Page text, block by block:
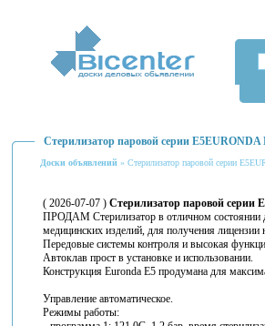
Стерилизатор паровой серии
Доски объявлений » Стерилизатор паровой серии
( 2026-07-07 ) Стерилизатор паровой серии
ПРОДАМ Стерилизатор в отличном состоянии
медицинских изделий, для получения лицензии
Передовые системы контроля и высокая
Автоклав прост в установке и использовании.
Конструкция Euronda E5 продумана для
Управление автоматическое.
Режимы работы: